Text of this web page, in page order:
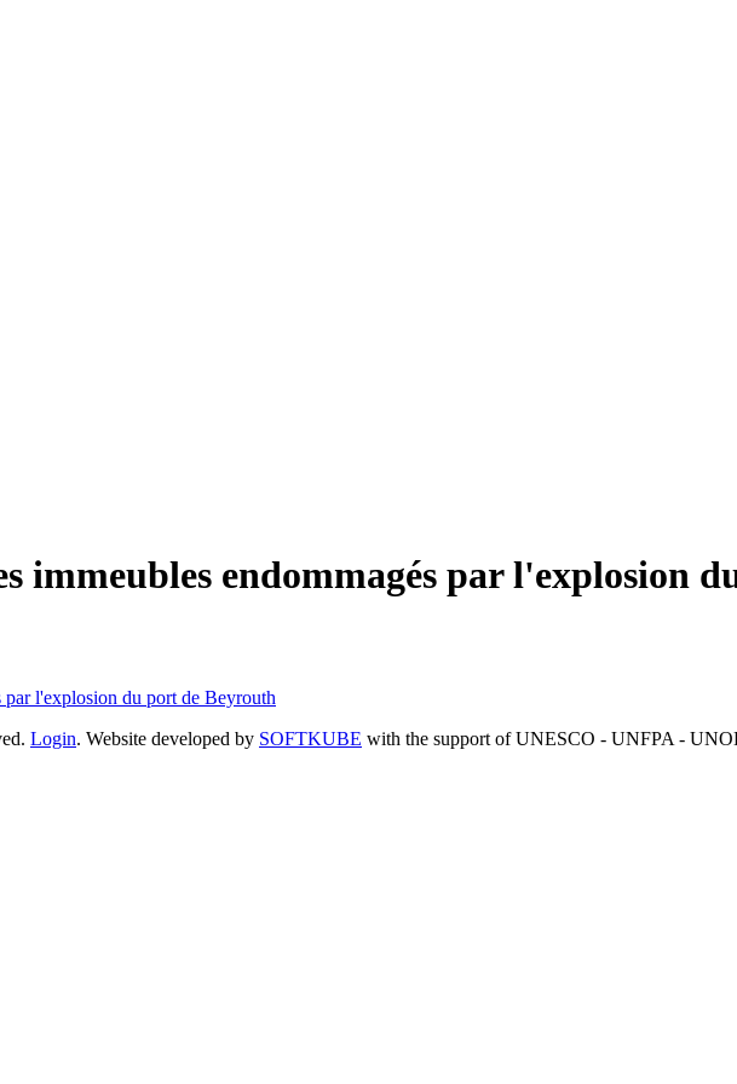
immeubles endommagés par l'explosion
l'explosion du port de Beyrouth
Login. Website developed by SOFTKUBE with the support of UNESCO - UNFPA -